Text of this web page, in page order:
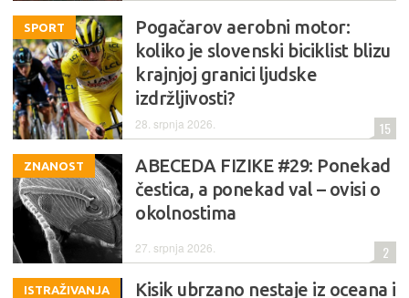
SPORT
Pogačarov aerobni motor:
koliko je slovenski biciklist blizu
krajnjoj granici ljudske
izdržljivosti?
28. srpnja 2026. 15
ZNANOST
ABECEDA FIZIKE #29: Ponekad
čestica, a ponekad val – ovisi o
okolnostima
27. srpnja 2026. 2
ISTRAŽIVANJA
Kisik ubrzano nestaje iz oceana i